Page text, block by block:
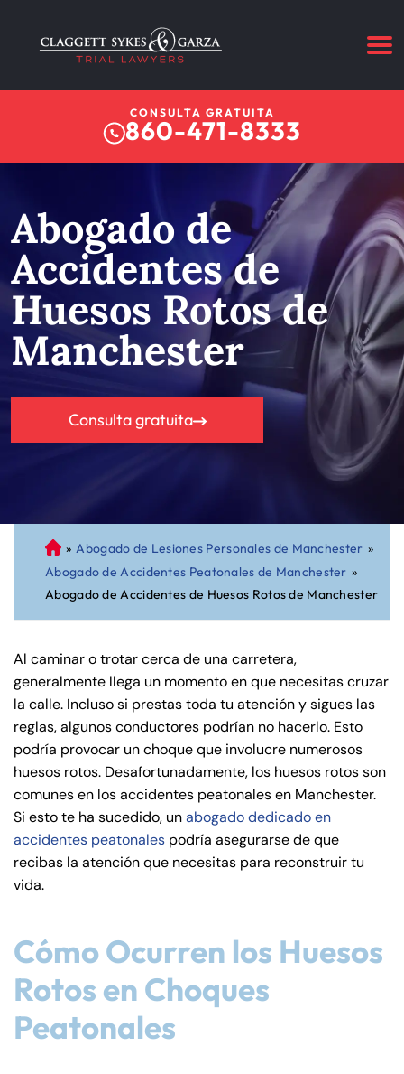
CONSULTA GRATUITA
860-471-8333
Abogado de
Accidentes de
Huesos Rotos de
Manchester
Consulta gratuita
A
bo
ga
do
Pe
rs
on
al
Inj
ur
y
de
C
on
t
» Abogado de Lesiones Personales de Manchester »
Abogado de Accidentes Peatonales de Manchester »
Abogado de Accidentes de Huesos Rotos de Manchester
Al caminar o trotar cerca de una carretera,
generalmente llega un momento en que necesitas cruzar
la calle. Incluso si prestas toda tu atención y sigues las
reglas, algunos conductores podrían no hacerlo. Esto
podría provocar un choque que involucre numerosos
huesos rotos. Desafortunadamente, los huesos rotos son
comunes en los accidentes peatonales en Manchester.
Si esto te ha sucedido, unabogado dedicado en
accidentes peatonales podría asegurarse de que
recibas la atención que necesitas para reconstruir tu
vida.
Cómo Ocurren los Huesos
Rotos en Choques
Peatonales